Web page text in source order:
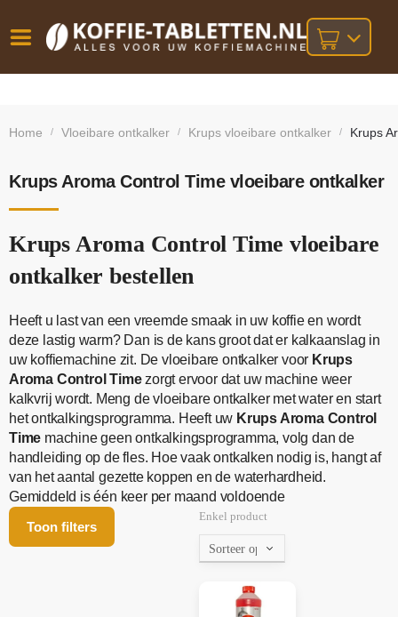
besteld,
bij orders
Home / Vloeibare ontkalker / Krups vloeibare ontkalker / Krups
Krups Aroma Control Time vloeibare ontkalker
Krups Aroma Control Time vloeibare
ontkalker bestellen
Heeft u last van een vreemde smaak in uw koffie en wordt
deze lastig warm? Dan is de kans groot dat er kalkaanslag in
uw koffiemachine zit. De vloeibare ontkalker voor Krups
Aroma Control Timezorgt ervoor dat uw machine weer
kalkvrij wordt. Meng de vloeibare ontkalker met water en start
het ontkalkingsprogramma. Heeft uw Krups Aroma Control
Time machine geen ontkalkingsprogramma, volg dan de
handleiding op de fles. Hoe vaak ontkalken nodig is, hangt af
van het aantal gezette koppen en de waterhardheid.
Gemiddeld is één keer per maand voldoende
Toon filters
Enkel product